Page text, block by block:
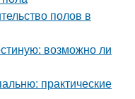
полов в
возможно ли
практические